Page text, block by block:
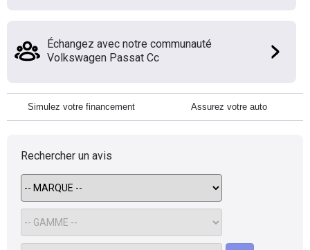
Échangez avec notre communauté
Volkswagen Passat Cc
Simulez votre financement Assurez votre auto
Rechercher un avis